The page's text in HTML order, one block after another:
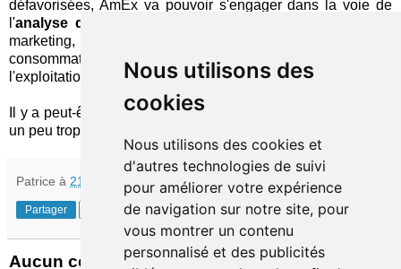
Nous utilisons des
cookies
Nous utilisons des cookies et
d'autres technologies de suivi
pour améliorer votre expérience
de navigation sur notre site, pour
vous montrer un contenu
personnalisé et des publicités
défavorisées, AmEx va pouvoir s'engager dans la voie de
l'analyse de données
marketing, sans risquer (sauf accident) les foudres des
consommateurs susceptibles de se rebeller contre
l'exploitation de leurs informations personnelles.
Il y a peut-être là une idée à creuser (à moins qu'elle ne soit
un peu trop machiavélique)…
Patrice à 21:27
Partager
Aucun commentaire: